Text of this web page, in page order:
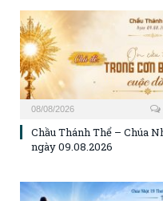
08/08/2026
Chầu Thánh Thể – Chúa
ngày 09.08.2026